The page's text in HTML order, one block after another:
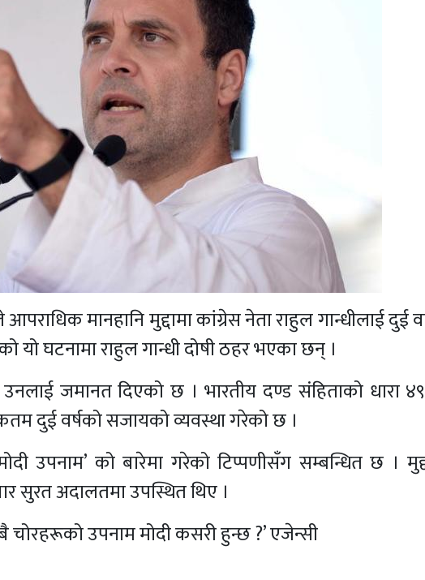
मानहानि मुद्दामा कांग्रेस नेता राहुल गान्धीलाई दुई
घटनामा राहुल गान्धी दोषी ठहर भएका छन् ।
जमानत दिएको छ । भारतीय दण्ड संहिताको धारा
दुई वर्षको सजायको व्यवस्था गरेको छ ।
उपनाम’ को बारेमा गरेको टिप्पणीसँग सम्बन्धित छ ।
सुरत अदालतमा उपस्थित थिए ।
चोरहरूको उपनाम मोदी कसरी हुन्छ ?’ एजेन्सी